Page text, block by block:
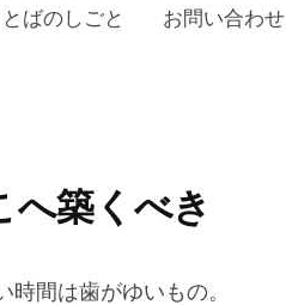
ばのしごと お問い合わせ
築くべき
時間は歯がゆいもの。